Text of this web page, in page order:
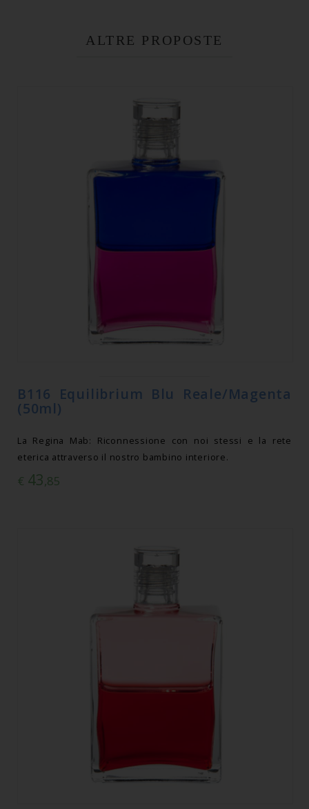
ALTRE PROPOSTE
B116 Equilibrium Blu Reale/Magenta
(50ml)
La Regina Mab: Riconnessione con noi stessi e la rete
eterica attraverso il nostro bambino interiore.
€ 43,85